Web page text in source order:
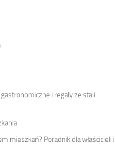
i regały ze stali
mieszkań? Poradnik dla właścicieli i